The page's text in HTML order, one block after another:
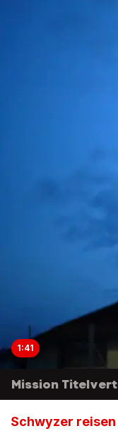
1:41
Mission
Schwyzer